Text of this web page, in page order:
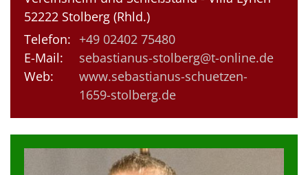
52222 Stolberg (Rhld.)
Telefon: +49 02402 75480
E-Mail:
sebastianus-stolberg@t-online.de
Web:
www.sebastianus-schuetzen-
1659-stolberg.de